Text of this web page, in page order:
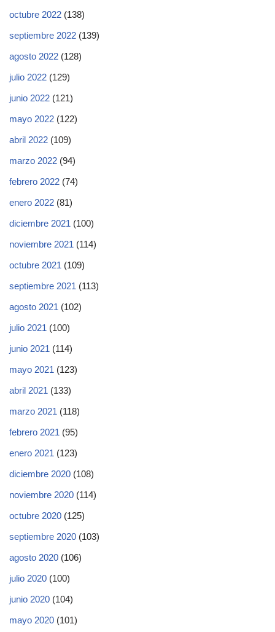
octubre 2022 (138)
septiembre 2022 (139)
agosto 2022 (128)
julio 2022 (129)
junio 2022 (121)
mayo 2022 (122)
abril 2022 (109)
marzo 2022 (94)
febrero 2022 (74)
enero 2022 (81)
diciembre 2021 (100)
noviembre 2021 (114)
octubre 2021 (109)
septiembre 2021 (113)
agosto 2021 (102)
julio 2021 (100)
junio 2021 (114)
mayo 2021 (123)
abril 2021 (133)
marzo 2021 (118)
febrero 2021 (95)
enero 2021 (123)
diciembre 2020 (108)
noviembre 2020 (114)
octubre 2020 (125)
septiembre 2020 (103)
agosto 2020 (106)
julio 2020 (100)
junio 2020 (104)
mayo 2020 (101)